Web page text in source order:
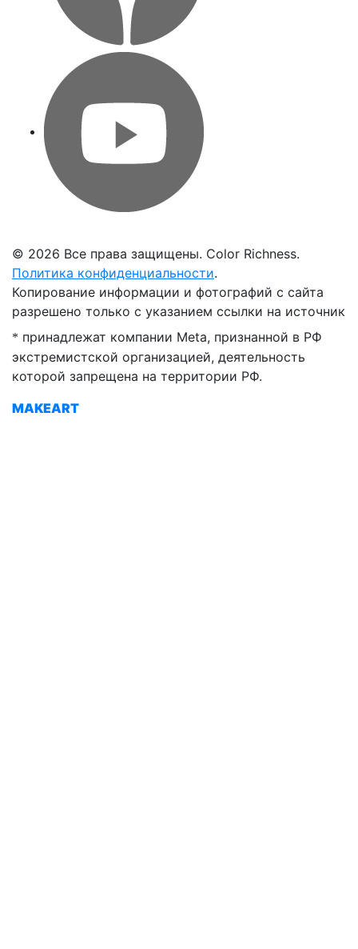
© 2026 Все права защищены. Color Richness.
Политика конфиденциальности.
MAKEART
Копирование информации и фотографий с сайта
разрешено только с указанием ссылки на источник
* принадлежат компании Meta, признанной в РФ
экстремистской организацией, деятельность
которой запрещена на территории РФ.